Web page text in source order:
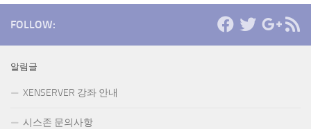
FOLLOW:
알림글
XENSERVER 강좌 안내
시스존 문의사항